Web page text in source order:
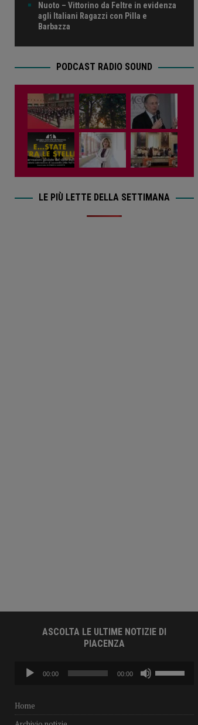
Nuoto – Vittorino da Feltre in evidenza
agli Italiani Ragazzi con Pilla e
Barbazza
PODCAST RADIO SOUND
LE PIÙ LETTE DELLA SETTIMANA
ASCOLTA LE ULTIME NOTIZIE DI
PIACENZA
Audio
Player
00:00 00:00
i
su/giù
Home